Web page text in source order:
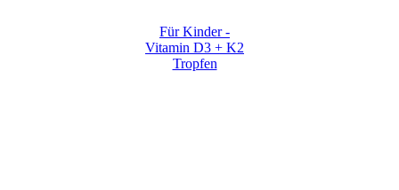
Für Kinder -
Vitamin D3 + K2
Tropfen